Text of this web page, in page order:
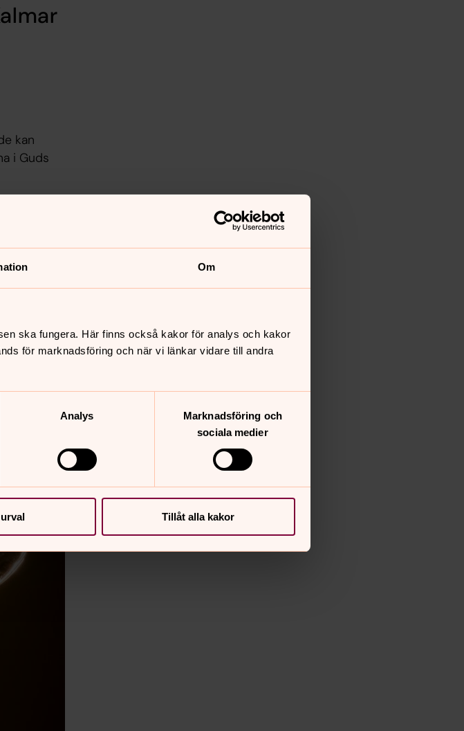
Om
ska fungera. Här finns också kakor för analys och kakor
för marknadsföring och när vi länkar vidare till andra
Analys
Marknadsföring och
sociala medier
Tillåt alla kakor
kan
i Guds